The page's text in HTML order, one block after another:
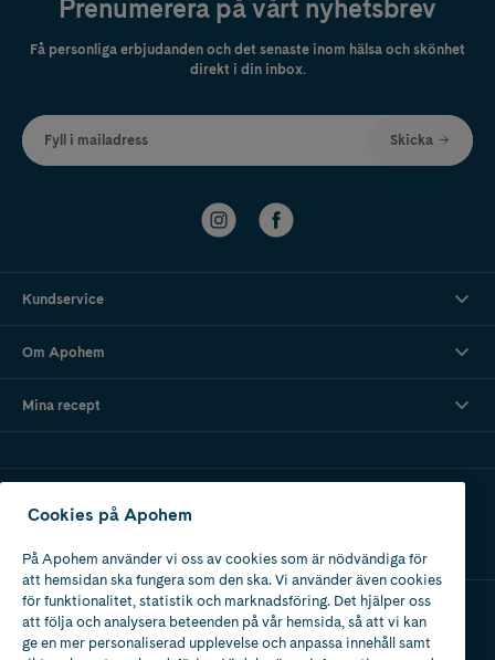
Prenumerera på vårt nyhetsbrev
Få personliga erbjudanden och det senaste inom hälsa och skönhet
direkt i din inbox.
Fyll i mailadress Skicka
Kundservice
Om Apohem
Mina recept
Apotek med tillstånd
av Läkemedelsverket
Cookies på Apohem
På Apohem använder vi oss av cookies som är nödvändiga för
att hemsidan ska fungera som den ska. Vi använder även cookies
för funktionalitet, statistik och marknadsföring. Det hjälper oss
att följa och analysera beteenden på vår hemsida, så att vi kan
ge en mer personaliserad upplevelse och anpassa innehåll samt